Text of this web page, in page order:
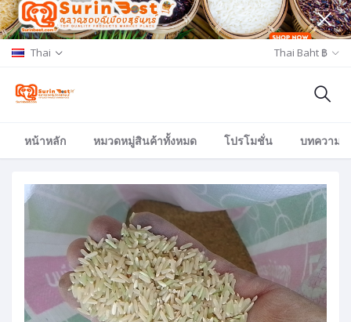
Thai Thai Baht ฿
หน้าหลัก หมวดหมู่สินค้าทั้งหมด โปรโมชั่น บทความ/